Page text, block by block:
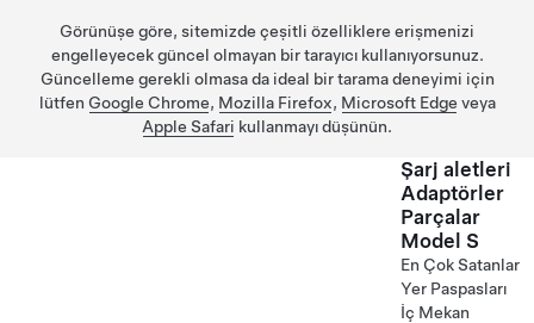
Görünüşe göre, sitemizde çeşitli özelliklere erişmenizi
engelleyecek güncel olmayan bir tarayıcı kullanıyorsunuz.
Güncelleme gerekli olmasa da ideal bir tarama deneyimi için
lütfen Google Chrome, Mozilla Firefox, Microsoft Edge veya
Apple Safari kullanmayı düşünün.
Şarj aletleri
Adaptörler
Parçalar
Model S
En Çok Satanlar
Yer Paspasları
İç Mekan